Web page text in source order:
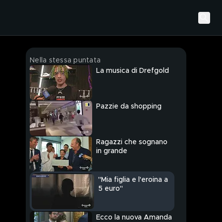
Nella stessa puntata
La musica di Drefgold
Pazzie da shopping
Ragazzi che sognano
in grande
"Mia figlia e l'eroina a
5 euro"
Ecco la nuova Amanda